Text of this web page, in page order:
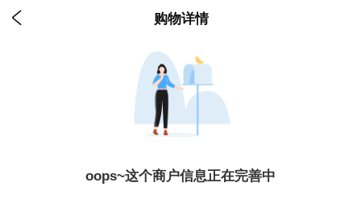
 购物详情
oops~这个商户信息正在完善中